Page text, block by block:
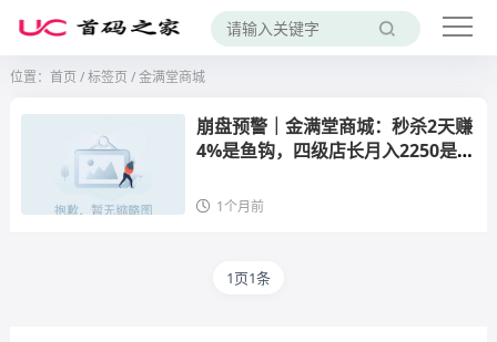
位置： 首页 /标签页 / 金满堂商城
崩盘预警｜金满堂商城：秒杀2天赚
4%是鱼钩，四级店长月入2250是鱼
死在资金池里
1个月前
1页1条